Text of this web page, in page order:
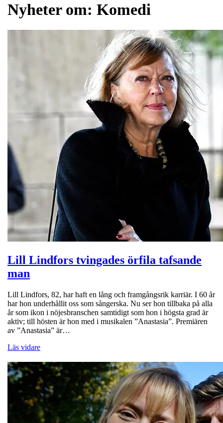
Nyheter om: Komedi
Lill Lindfors tvingades örfila tafsande
man
Lill Lindfors, 82, har haft en lång och framgångsrik karriär. I 60 år
har hon underhållit oss som sångerska. Nu ser hon tillbaka på alla
år som ikon i nöjesbranschen samtidigt som hon i högsta grad är
aktiv; till hösten är hon med i musikalen ”Anastasia”. Premiären
av ”Anastasia” är…
Läs vidare